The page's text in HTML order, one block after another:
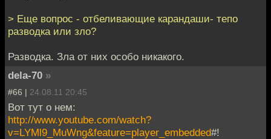
> Еще вопрос - отбеливающие карандаши- тепо
разводка или зло?
Разводка. Зла от них особо никакого.
dela-70 »
#66 | 24.08.11 20:45
Вот тут о нем:
http://www.youtube.com/watch?
v=LYMl9_MuWng&feature=player_embedded#!